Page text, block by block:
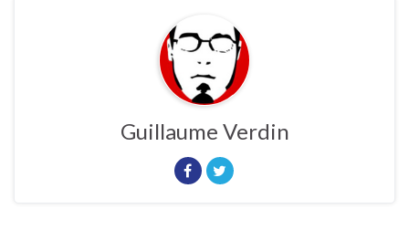
Guillaume Verdin